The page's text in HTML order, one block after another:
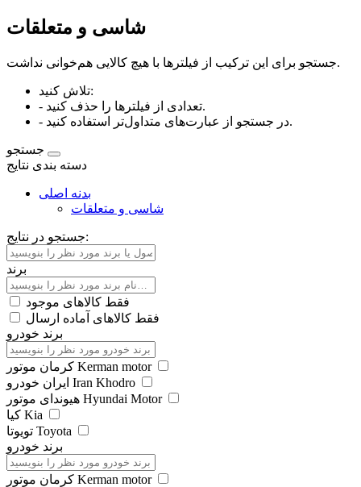
شاسی و متعلقات
جستجو برای این ترکیب از فیلترها با هیچ کالایی هم‌خوانی نداشت.
تلاش کنید:
- تعدادی از فیلترها را حذف کنید.
- در جستجو از عبارت‌های متداول‌تر استفاده کنید.
دسته بندی نتایج
بدنه اصلی
شاسی و متعلقات
جستجو در نتایج:
برند
فقط کالاهای موجود
فقط کالاهای آماده ارسال
برند خودرو
کرمان موتور Kerman motor
ایران خودرو Iran Khodro
هیوندای موتور Hyundai Motor
کیا Kia
تویوتا Toyota
برند خودرو
کرمان موتور Kerman motor